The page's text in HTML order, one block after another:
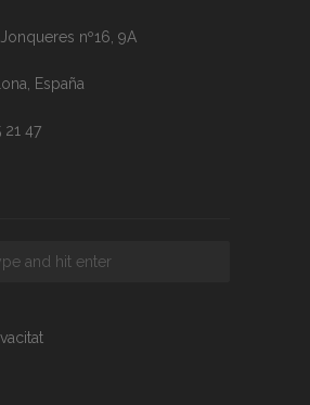
nº16, 9A
España
21 47